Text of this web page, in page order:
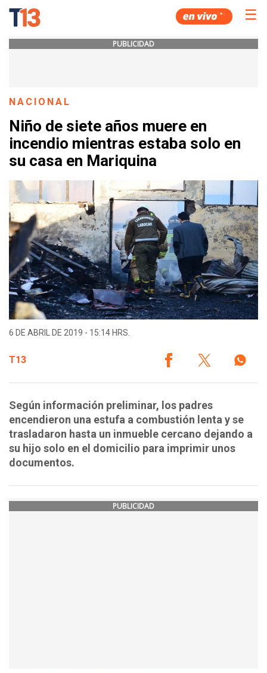
☰
PUBLICIDAD
NACIONAL
Niño de siete años muere en
incendio mientras estaba solo en
su casa en Mariquina
6 DE ABRIL DE 2019 - 15:14 HRS.
T13
Según información preliminar, los padres
encendieron una estufa a combustión lenta y se
trasladaron hasta un inmueble cercano dejando a
su hijo solo en el domicilio para imprimir unos
documentos.
PUBLICIDAD